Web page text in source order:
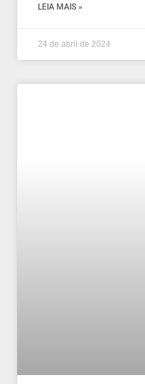
LEIA MAIS »
24 de abril de 2024